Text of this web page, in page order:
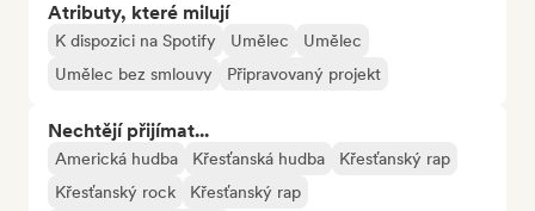
Atributy, které milují
K dispozici na Spotify Umělec
Umělec
Umělec bez smlouvy
Připravovaný projekt
Nechtějí přijímat...
Americká hudba Křesťanská hudba
Křesťanský rap
Křesťanský rock
Křesťanský rap